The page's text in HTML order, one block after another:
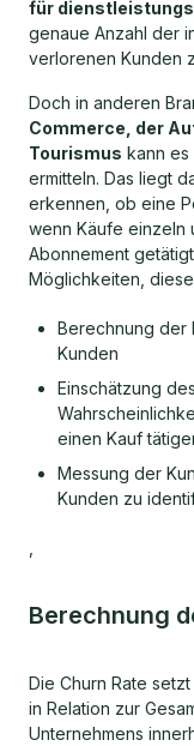
für
genaue Anzahl der
verlorenen Kunden
Doch in anderen
Commerce, der
Tourismus kann es
ermitteln. Das liegt
erkennen, ob eine
wenn Käufe einzeln
Abonnement
Möglichkeiten,
Berechnung der
Kunden
Einschätzung
einen Kauf
Messung der
Kunden zu
Berechnung
Die Churn Rate
in Relation zur
Unternehmens